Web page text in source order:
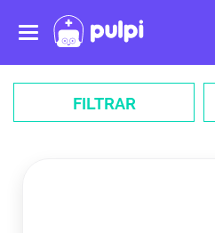
Toggle
navigation
FILTRAR